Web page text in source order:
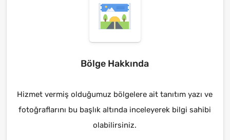
Bölge Hakkında
Hizmet vermiş olduğumuz bölgelere ait tanıtım yazı ve
fotoğraflarını bu başlık altında inceleyerek bilgi sahibi
olabilirsiniz.